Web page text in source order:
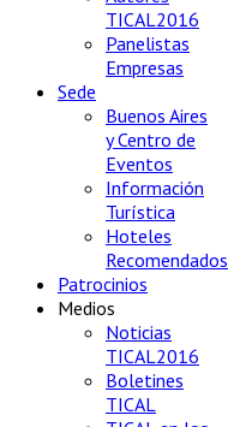
TICAL2016
Panelistas
Empresas
Sede
Buenos Aires
y Centro de
Eventos
Información
Turística
Hoteles
Recomendados
Patrocinios
Medios
Noticias
TICAL2016
Boletines
TICAL